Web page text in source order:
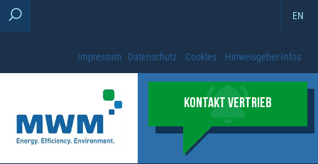
EN
Impressum Datenschutz Cookies Hinweisgeber-Infos
KONTAKT VERTRIEB